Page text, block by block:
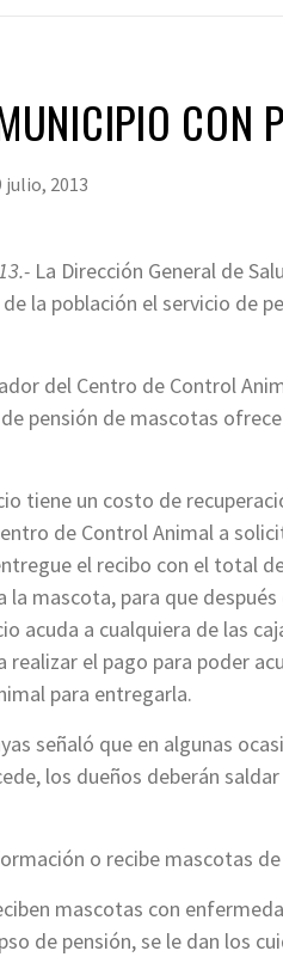
CON
julio, 2013
La Dirección General de
la población el servicio de
del Centro de Control
pensión de mascotas
tiene un costo de
de Control Animal a
el recibo con el total
la mascota, para que
acuda a cualquiera de las
realizar el pago para poder
para entregarla.
señaló que en algunas
los dueños deberán
o recibe mascotas
mascotas con
de pensión, se le dan los